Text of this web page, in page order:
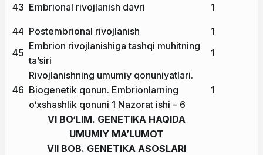
43 Embrional rivojlanish davri 1
44 Postembrional rivojlanish
1
45
Embrion rivojlanishiga tashqi muhitning
ta’siri
1
46
Rivojlanishning umumiy qonuniyatlari.
Biogenetik qonun. Embrionlarning
o‘xshashlik qonuni 1 Nazorat ishi – 6
1
VI BO‘LIM. GENETIKA HAQIDA
UMUMIY MA’LUMOT
VII BOB. GENETIKA ASOSLARI